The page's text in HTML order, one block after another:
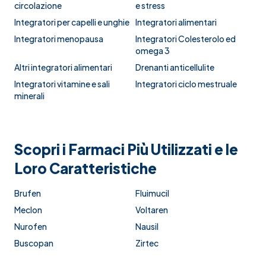
circolazione
e stress
Integratori per capelli e unghie Integratori alimentari
Integratori menopausa
Integratori Colesterolo ed
omega 3
Altri integratori alimentari
Drenanti anticellulite
Integratori vitamine e sali
minerali
Integratori ciclo mestruale
Scopri i Farmaci Più Utilizzati e le
Loro Caratteristiche
Brufen
Fluimucil
Meclon
Voltaren
Nurofen
Nausil
Buscopan
Zirtec